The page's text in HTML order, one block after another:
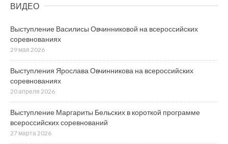
ВИДЕО
Выступление Василисы Овчинниковой на всероссийских
соревнованиях
29 мая 2026
Выступления Ярослава Овчинникова на всероссийских
соревнованиях
20 апреля 2026
Выступление Маргариты Бельских в короткой программе
всероссийских соревнований
27 марта 2026